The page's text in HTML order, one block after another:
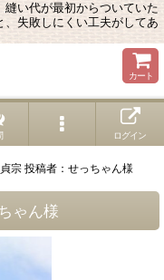
い代が最初からついていた
失敗しにくい工夫がしてあ
カート
ログイン
宗 投稿者：せっちゃん様
ゃん様